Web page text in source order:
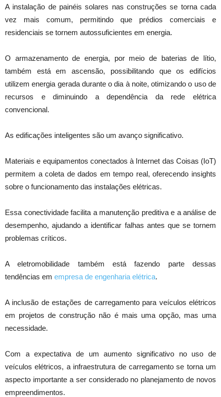
A instalação de painéis solares nas construções se torna cada
vez mais comum, permitindo que prédios comerciais e
residenciais se tornem autossuficientes em energia.
O armazenamento de energia, por meio de baterias de lítio,
também está em ascensão, possibilitando que os edifícios
utilizem energia gerada durante o dia à noite, otimizando o uso de
recursos e diminuindo a dependência da rede elétrica
convencional.
As edificações inteligentes são um avanço significativo.
Materiais e equipamentos conectados à Internet das Coisas (IoT)
permitem a coleta de dados em tempo real, oferecendo insights
sobre o funcionamento das instalações elétricas.
Essa conectividade facilita a manutenção preditiva e a análise de
desempenho, ajudando a identificar falhas antes que se tornem
problemas críticos.
A eletromobilidade também está fazendo parte dessas
tendências em empresa de engenharia elétrica.
A inclusão de estações de carregamento para veículos elétricos
em projetos de construção não é mais uma opção, mas uma
necessidade.
Com a expectativa de um aumento significativo no uso de
veículos elétricos, a infraestrutura de carregamento se torna um
aspecto importante a ser considerado no planejamento de novos
empreendimentos.